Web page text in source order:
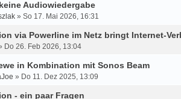
Audiowiedergabe
» So 17. Mai 2026, 16:31
via Powerline im Netz bringt Internet-
Do 26. Feb 2026, 13:04
in Kombination mit Sonos Beam
» Do 11. Dez 2025, 13:09
- ein paar Fragen